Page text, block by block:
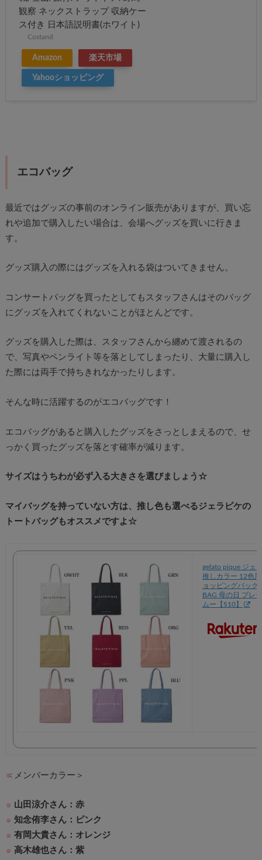
観察 ネックストラップ 収納ケー
ス付き 日本語説明書(ホワイト)
Costand
Amazon 楽天市場
Yahooショッピング
エコバッグ
最近ではグッズの事前のオンライン販売がありますが、買い忘
れや追加で購入したい場合は、会場へグッズを買いに行きま
す。
グッズ購入の際にはグッズを入れる袋はついてきません。
コンサートバッグを買ったとしてもスタッフさんはそのバッグ
にグッズを入れてくれないことがほとんどです。
グッズを購入した際は、スタッフさんから纏めて渡されるの
で、写真やペンライト等を落としてしまったり、大量に購入し
た際には両手で持ちきれなかったりします。
そんな時に活躍するのがエコバッグです！
エコバッグがあると購入したグッズをさっとしまえるので、せ
っかく買ったグッズを落とす確率が減ります。
サイズはうちわが必ず入る大きさを選びましょう☆
マイバッグを持っていない方は、推し色も選べるジェラピケの
トートバッグもオススメですよ☆
gelato pique ジェ
推しカラー 12色
ョッピングバック
BAG 母の日 プレ
ムー【S10】
＜メンバーカラー＞
山田涼介さん：赤
知念侑李さん：ピンク
有岡大貴さん：オレンジ
高木雄也さん：紫